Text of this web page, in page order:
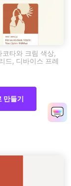
타와 크림 색상,
드, 디바이스 프레
만들기